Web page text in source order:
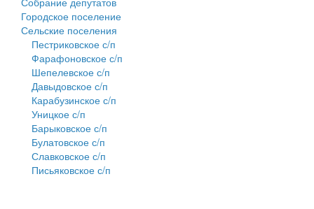
Городское поселение
Сельские поселения
Пестриковское с/п
Фарафоновское с/п
Шепелевское с/п
Давыдовское с/п
Карабузинское с/п
Уницкое с/п
Барыковское с/п
Булатовское с/п
Славковское с/п
Письяковское с/п